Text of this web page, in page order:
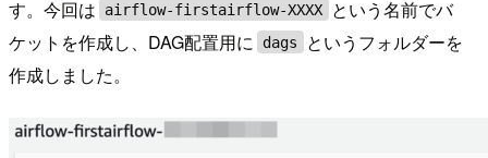
す。今回は
airflow-firstairflow-XXXX
という名前でバ
ケットを作成し、DAG配置用に
dags
というフォルダーを
作成しました。